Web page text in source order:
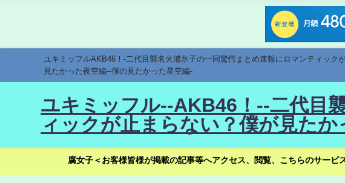
ユキミッフルAKB46！-二代目襲名火浦氷子の一同驚愕まとめ速報にロマンティッ
見たかった夜空編--僕の見たかった星空編-
ユキミッフル--AKB46！--二代目
ィックが止まらない？僕が見た
腐女子＜お客様皆様が掲載の記事等へアクセス、閲覧、こちらのサー